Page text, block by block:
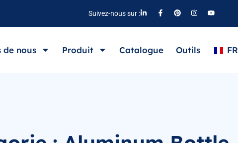
Suivez-nous sur :
de nous Produit Catalogue Outils FR